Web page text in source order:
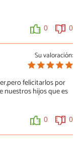
0 0
Su valoración:
felicitarlos por
nuestros hijos que es
0 0